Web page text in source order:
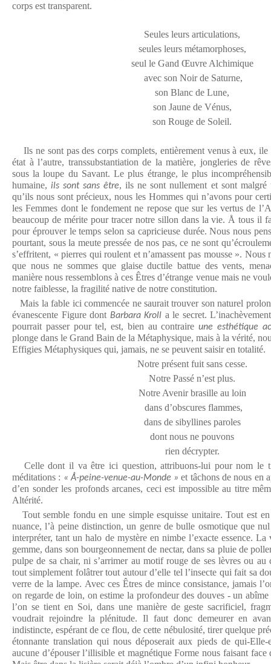
corps est transparent.
Seules leurs articulations,
seules leurs métamorphoses,
seul le Gand Œuvre Alchimique
avec son Noir de Saturne,
son Blanc de Lune,
son Jaune de Vénus,
son Rouge de Soleil.
Ils ne sont pas des corps complets, entièrement venus à eux, ile
état à l’autre, transsubstantiation de la matière, jongleries de
sous la loupe du Savant. Le plus étrange, le plus
humaine, ils sont sans être, ils ne sont nullement et sont malgré
qu’ils nous sont précieux, nous les Hommes qui n’avons pour
les Femmes dont le fondement ne repose que sur les vertus de
beaucoup de mérite pour tracer notre sillon dans la vie. Å tous il
pour éprouver le temps selon sa capricieuse durée. Nous nous
pourtant, sous la meute pressée de nos pas, ce ne sont
s’effritent, « pierres qui roulent et n’amassent pas mousse ». Nous
que nous ne sommes que glaise ductile battue des vents,
manière nous ressemblons à ces Êtres d’étrange venue mais ne
notre faiblesse, la fragilité native de notre constitution.
Mais la fable ici commencée ne saurait trouver son naturel
évanescente Figure dont Barbara Kroll a le secret.
pourrait passer pour tel, est, bien au contraireune esthétique
plonge dans le Grand Bain de la Métaphysique, mais à la vérité,
Effigies Métaphysiques qui, jamais, ne se peuvent saisir en totalité.
Notre présent fuit sans cesse.
Notre Passé n’est plus.
Notre Avenir brasille au loin
dans d’obscures flammes,
dans de sibyllines paroles
dont nous ne pouvons
rien décrypter.
Celle dont il va être ici question, attribuons-lui pour nom le
méditations : « Å-peine-venue-au-Monde » et tâchons de nous en
d’en sonder les profonds arcanes, ceci est impossible au titre
Altérité.
Tout semble fondu en une simple esquisse unitaire. Tout est
nuance, l’à peine distinction, un genre de bulle osmotique que
interpréter, tant un halo de mystère en nimbe l’exacte essence.
gemme, dans son bourgeonnement de nectar, dans sa pluie de
pulpe de sa chair, ni s’arrimer au motif rouge de ses lèvres ou au
tout simplement folâtrer tout autour d’elle tel l’insecte qui fait sa
verre de la lampe. Avec ces Êtres de mince consistance, jamais
on regarde de loin, on estime la profondeur des douves - un
l’on se tient en Soi, dans une manière de geste sacrificiel,
voudrait rejoindre la plénitude. Il faut donc demeurer en
indistincte, espérant de ce flou, de cette nébulosité, tirer quelque
étonnante translation qui nous déposerait aux pieds de qui-Elle-
aucune d’épouser l’illisible et magnétique Forme nous faisant face